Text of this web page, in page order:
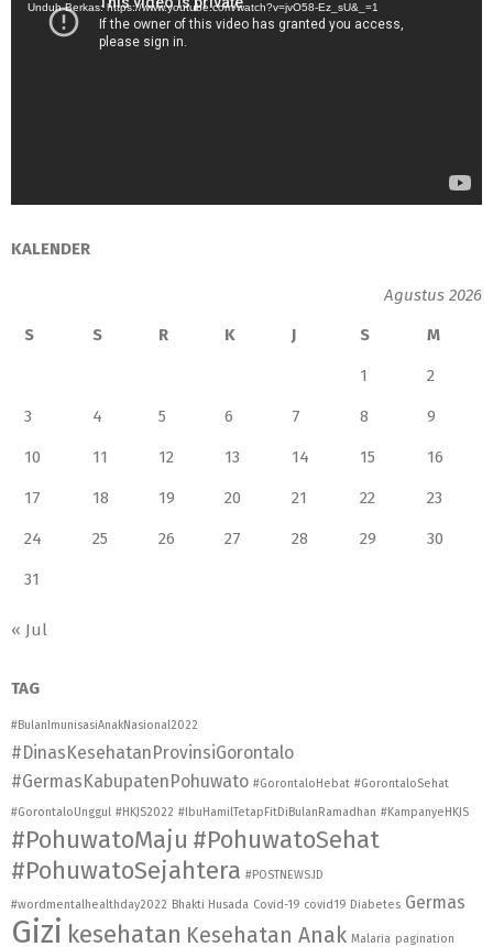
Unduh Berkas: https://www.youtube.com/watch?v=jvO58-Ez_sU&_=1
KALENDER
Agustus 2026
S
S R K J S M
1 2
3 4 5 6 7 8 9
10 11 12 13 14 15 16
17 18 19 20 21 22 23
24 25 26 27 28 29 30
31
« Jul
TAG
#BulanImunisasiAnakNasional2022
#DinasKesehatanProvinsiGorontalo
#GermasKabupatenPohuwato #GorontaloHebat #GorontaloSehat
#GorontaloUnggul #HKJS2022 #IbuHamilTetapFitDiBulanRamadhan #KampanyeHKJS
#PohuwatoMaju #PohuwatoSehat
#PohuwatoSejahtera #POSTNEWS.ID
#wordmentalhealthday2022 Bhakti Husada Covid-19 covid19 Diabetes Germas
Gizi kesehatan Kesehatan Anak Malaria pagination